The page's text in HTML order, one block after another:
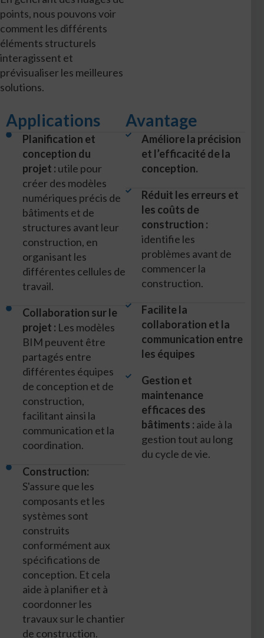
points, nous pouvons voir
comment les différents
éléments structurels
interagissent et
prévisualiser les meilleures
solutions.
Applications
Planification et
conception du
projet : utile pour
créer des modèles
numériques précis de
bâtiments et de
structures avant leur
construction, en
organisant les
différentes cellules de
travail.
Collaboration sur le
projet : Les modèles
BIM peuvent être
partagés entre
différentes équipes
de conception et de
construction,
facilitant ainsi la
communication et la
coordination.
Construction:
S'assure que les
composants et les
systèmes sont
construits
conformément aux
spécifications de
conception. Et cela
aide à planifier et à
coordonner les
travaux sur le chantier
de construction.
Avantage
Améliore la précision
et l’efficacité de la
conception.
Réduit les erreurs et
les coûts de
construction :
identifie les
problèmes avant de
commencer la
construction.
Facilite la
collaboration et la
communication entre
les équipes
Gestion et
maintenance
efficaces des
bâtiments : aide à la
gestion tout au long
du cycle de vie.